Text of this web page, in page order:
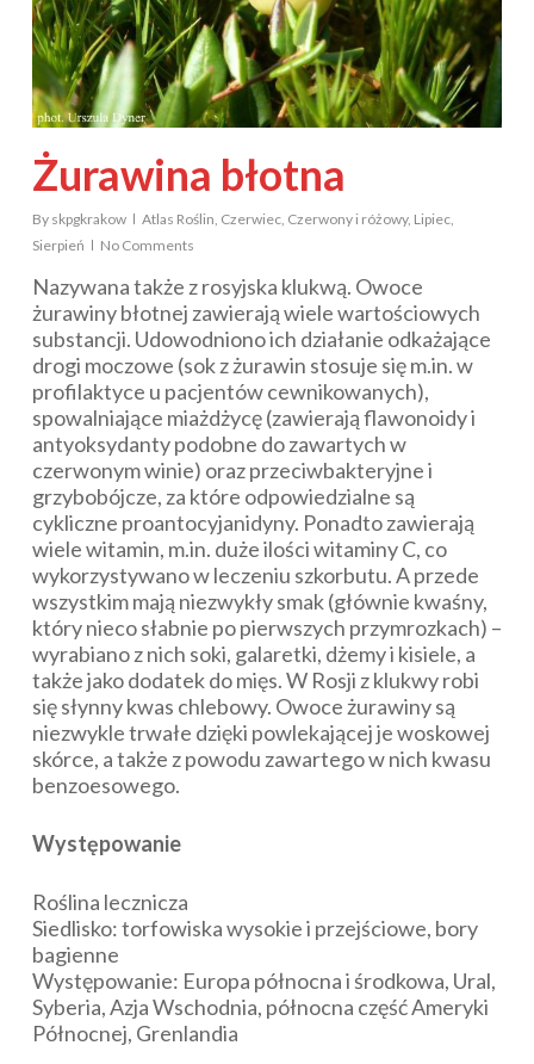
Żurawina błotna
By skpgkrakow Atlas Roślin Czerwiec, Czerwony i różowy, Lipiec,
Sierpień
No Comments
Nazywana także z rosyjska klukwą. Owoce
żurawiny błotnej zawierają wiele wartościowych
substancji. Udowodniono ich działanie odkażające
drogi moczowe (sok z żurawin stosuje się m.in. w
profilaktyce u pacjentów cewnikowanych),
spowalniające miażdżycę (zawierają flawonoidy i
antyoksydanty podobne do zawartych w
czerwonym winie) oraz przeciwbakteryjne i
grzybobójcze, za które odpowiedzialne są
cykliczne proantocyjanidyny. Ponadto zawierają
wiele witamin, m.in. duże ilości witaminy C, co
wykorzystywano w leczeniu szkorbutu. A przede
wszystkim mają niezwykły smak (głównie kwaśny,
który nieco słabnie po pierwszych przymrozkach) –
wyrabiano z nich soki, galaretki, dżemy i kisiele, a
także jako dodatek do mięs. W Rosji z klukwy robi
się słynny kwas chlebowy. Owoce żurawiny są
niezwykle trwałe dzięki powlekającej je woskowej
skórce, a także z powodu zawartego w nich kwasu
benzoesowego.
Występowanie
Roślina lecznicza
Siedlisko: torfowiska wysokie i przejściowe, bory
bagienne
Występowanie: Europa północna i środkowa, Ural,
Syberia, Azja Wschodnia, północna część Ameryki
Północnej, Grenlandia